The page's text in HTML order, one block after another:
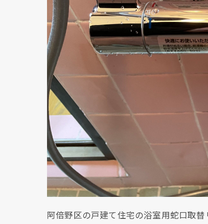
阿倍野区の戸建て住宅の浴室用蛇口取替